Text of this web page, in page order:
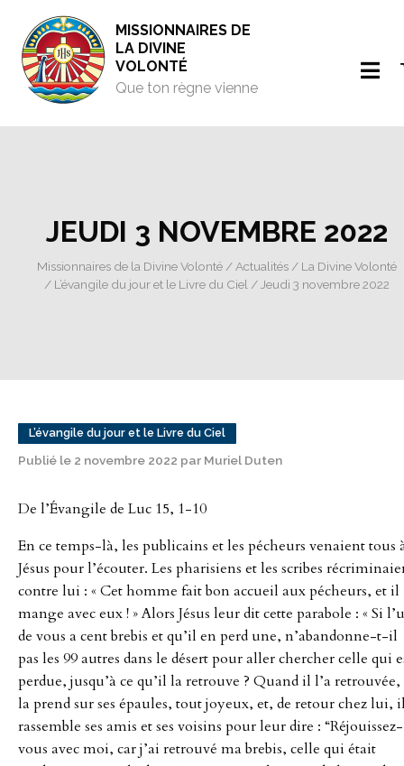
MISSIONNAIRES DE
LA DIVINE
VOLONTÉ
Que ton règne vienne
JEUDI 3 NOVEMBRE 2022
Missionnaires de la Divine Volonté/ Actualités/ La Divine Volonté
/ L’évangile du jour et le Livre du Ciel / Jeudi 3 novembre 2022
L’évangile du jour et le Livre du Ciel
Publié le 2 novembre 2022 par Muriel Duten
De l’Évangile de Luc 15, 1-10
En ce temps-là, les publicains et les pécheurs venaient tous
Jésus pour l’écouter. Les pharisiens et les scribes
contre lui : « Cet homme fait bon accueil aux pécheurs, et il
mange avec eux ! » Alors Jésus leur dit cette parabole : « Si
de vous a cent brebis et qu’il en perd une, n’abandonne-t-il
pas les 99 autres dans le désert pour aller chercher celle qui
perdue, jusqu’à ce qu’il la retrouve ? Quand il l’a
la prend sur ses épaules, tout joyeux, et, de retour chez lui,
rassemble ses amis et ses voisins pour leur dire : “Réjouissez-
vous avec moi, car j’ai retrouvé ma brebis, celle qui était